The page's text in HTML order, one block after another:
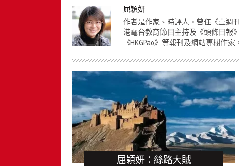
AUTHOR
屈穎妍
作者是作家、時評人。曾任《壹週
港電台教育節目主持及《頭條日報
《HKGPao》等報刊及網站專欄作家
屈穎妍：絲路大賊